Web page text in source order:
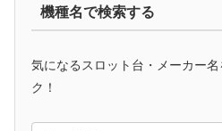
マイジャグ ファンキー アイム
アニメタイアップ
機種名で検索する
気になるスロット台・メーカー
ク！